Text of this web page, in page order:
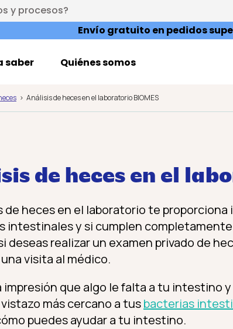
y procesos?
Envío gratuito en pedidos
saber Quiénes somos
Análisis de heces en el laboratorio BIOMES
de heces en el
de heces en el laboratorio te
intestinales y si cumplen
deseas realizar un examen privado de
visita al médico.
impresión que algo le falta a tu intestino
más cercano a tusbacterias
puedes ayudar a tu intestino.